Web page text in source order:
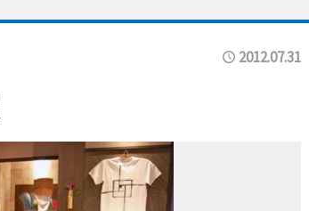
2012.07.31